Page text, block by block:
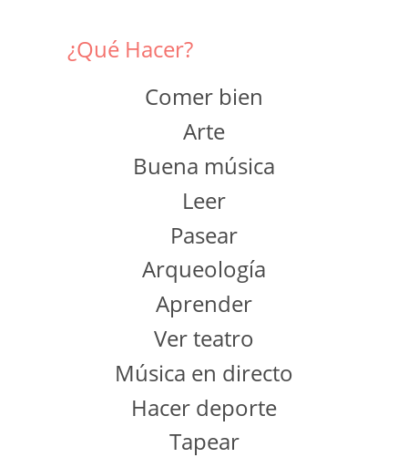
¿Qué Hacer?
Comer bien
Arte
Buena música
Leer
Pasear
Arqueología
Aprender
Ver teatro
Música en directo
Hacer deporte
Tapear